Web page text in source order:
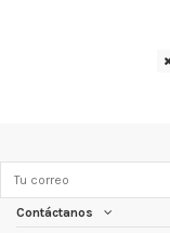
Contáctanos